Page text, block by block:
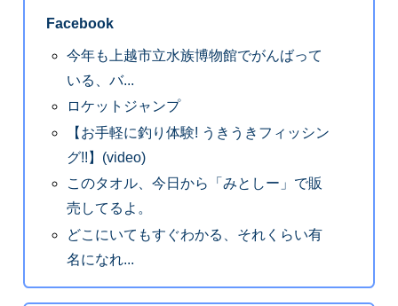
Facebook
今年も上越市立水族博物館でがんばって
いる、バ...
ロケットジャンプ
【お手軽に釣り体験! うきうきフィッシン
グ!!】(video)
このタオル、今日から「みとしー」で販
売してるよ。
どこにいてもすぐわかる、それくらい有
名になれ...